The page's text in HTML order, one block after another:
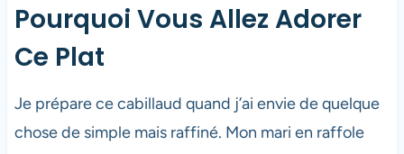
Pourquoi Vous Allez Adorer
Ce Plat
Je prépare ce cabillaud quand j’ai envie de quelque
chose de simple mais raffiné. Mon mari en raffole